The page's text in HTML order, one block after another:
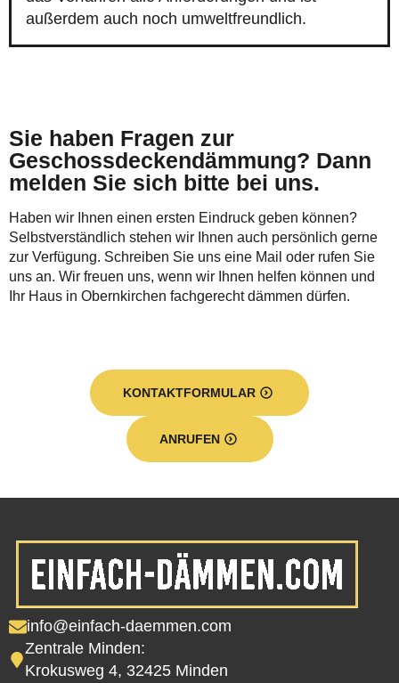
außerdem auch noch umweltfreundlich.
Sie haben Fragen zur
Geschossdeckendämmung? Dann
melden Sie sich bitte bei uns.
Haben wir Ihnen einen ersten Eindruck geben können?
Selbstverständlich stehen wir Ihnen auch persönlich gerne
zur Verfügung. Schreiben Sie uns eine Mail oder rufen Sie
uns an. Wir freuen uns, wenn wir Ihnen helfen können und
Ihr Haus in Obernkirchen fachgerecht dämmen dürfen.
KONTAKTFORMULAR
ANRUFEN
info@einfach-daemmen.com
Zentrale Minden:
Krokusweg 4, 32425 Minden